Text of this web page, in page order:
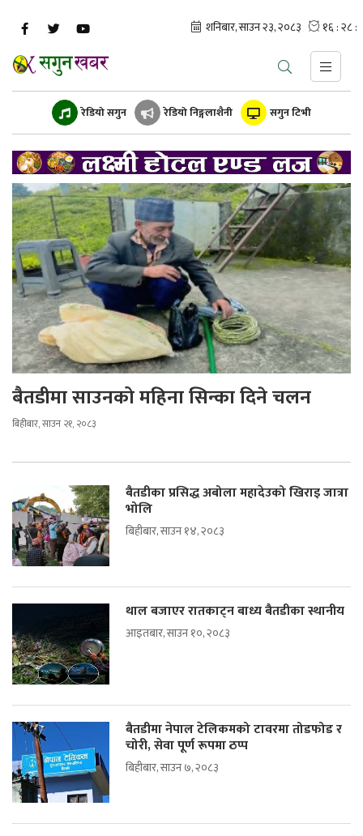
रेडियो सगुन रेडियो निङ्गलाशैनी सगुन टिभी
बैतडीमा साउनको महिना सिन्का दिने चलन
बिहीबार, साउन २१, २०८३
बैतडीका प्रसिद्ध अबोला महादेउको खिराइ जात्रा
भोलि
बिहीबार, साउन १४, २०८३
थाल बजाएर रातकाट्न बाध्य बैतडीका स्थानीय
आइतबार, साउन १०, २०८३
बैतडीमा नेपाल टेलिकमको टावरमा तोडफोड र
चोरी, सेवा पूर्ण रूपमा ठप्प
बिहीबार, साउन ७, २०८३